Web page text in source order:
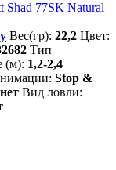
Shad 77SK Natural
Вес(гр): 22,2 Цвет:
Тип
(м): 1,2-2,4
Stop &
нет Вид ловли: